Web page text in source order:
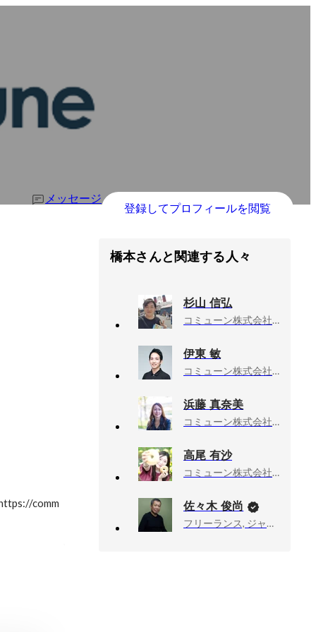
メッセージ
登録してプロフィールを閲覧
comm
橋本さんと関連する人々
杉山 信弘
コミューン株式会社, 執行役員・チーフマーケティングオフィサー
伊東 敏
コミューン株式会社, People部
浜藤 真奈美
コミューン株式会社, セールス
高尾 有沙
コミューン株式会社, コミュニティマネジメントチーム
佐々木 俊尚
フリーランス, ジャーナリスト・作家